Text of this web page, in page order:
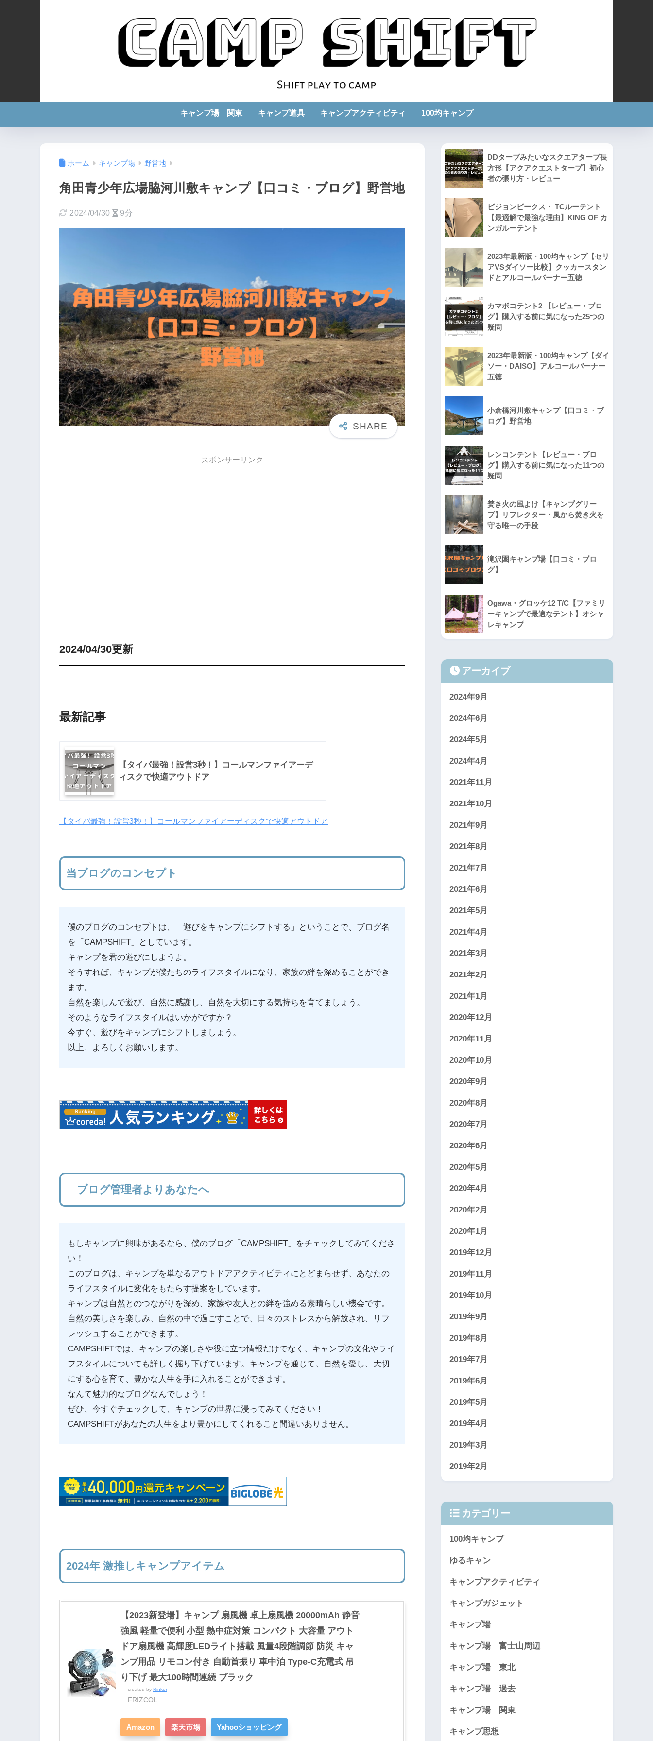
キャンプ場 関東 キャンプ道具 キャンプアクティビティ 100均キャンプ
ホーム キャンプ場 野営地
角田青少年広場脇河川敷キャンプ【口コミ・ブログ】野営地
2024/04/30 9分
スポンサーリンク
2024/04/30更新
最新記事
【タイパ最強！設営3秒！】コールマンファイアーデ
ィスクで快適アウトドア
【タイパ最強！設営3秒！】コールマンファイアーディスクで快適アウトドア
当ブログのコンセプト
僕のブログのコンセプトは、「遊びをキャンプにシフトする」ということで、ブログ名
を「CAMPSHIFT」としています。
キャンプを君の遊びにしようよ。
そうすれば、キャンプが僕たちのライフスタイルになり、家族の絆を深めることができ
ます。
自然を楽しんで遊び、自然に感謝し、自然を大切にする気持ちを育てましょう。
そのようなライフスタイルはいかがですか？
今すぐ、遊びをキャンプにシフトしましょう。
以上、よろしくお願いします。
ブログ管理者よりあなたへ
もしキャンプに興味があるなら、僕のブログ「CAMPSHIFT」をチェックしてみてくださ
い！
このブログは、キャンプを単なるアウトドアアクティビティにとどまらせず、あなたの
ライフスタイルに変化をもたらす提案をしています。
キャンプは自然とのつながりを深め、家族や友人との絆を強める素晴らしい機会です。
自然の美しさを楽しみ、自然の中で過ごすことで、日々のストレスから解放され、リフ
レッシュすることができます。
CAMPSHIFTでは、キャンプの楽しさや役に立つ情報だけでなく、キャンプの文化やライ
フスタイルについても詳しく掘り下げています。キャンプを通じて、自然を愛し、大切
にする心を育て、豊かな人生を手に入れることができます。
なんて魅力的なブログなんでしょう！
ぜひ、今すぐチェックして、キャンプの世界に浸ってみてください！
CAMPSHIFTがあなたの人生をより豊かにしてくれること間違いありません。
2024年 激推しキャンプアイテム
【2023新登場】キャンプ 扇風機 卓上扇風機 20000mAh 静音
強風 軽量で便利 小型 熱中症対策 コンパクト 大容量 アウト
ドア扇風機 高輝度LEDライト搭載 風量4段階調節 防災 キャ
ンプ用品 リモコン付き 自動首振り 車中泊 Type-C充電式 吊
り下げ 最大100時間連続 ブラック
created by Rinker
FRIZCOL
Amazon 楽天市場 Yahooショッピング
DDタープみたいなスクエアタープ長
方形【アクアクエストタープ】初心
者の張り方・レビュー
ビジョンピークス・ TCルーテント
【最適解で最強な理由】KING OF カ
ンガルーテント
2023年最新版・100均キャンプ【セリ
アVSダイソー比較】クッカースタン
ドとアルコールバーナー五徳
カマボコテント2 【レビュー・ブロ
グ】購入する前に気になった25つの
疑問
2023年最新版・100均キャンプ【ダイ
ソー・DAISO】アルコールバーナー
五徳
小倉橋河川敷キャンプ【口コミ・ブ
ログ】野営地
レンコンテント【レビュー・ブロ
グ】購入する前に気になった11つの
疑問
焚き火の風よけ【キャンプグリー
ブ】リフレクター・風から焚き火を
守る唯一の手段
滝沢園キャンプ場【口コミ・ブロ
グ】
Ogawa・グロッケ12 T/C【ファミリ
ーキャンプで最適なテント】オシャ
レキャンプ
アーカイブ
2024年9月
2024年6月
2024年5月
2024年4月
2021年11月
2021年10月
2021年9月
2021年8月
2021年7月
2021年6月
2021年5月
2021年4月
2021年3月
2021年2月
2021年1月
2020年12月
2020年11月
2020年10月
2020年9月
2020年8月
2020年7月
2020年6月
2020年5月
2020年4月
2020年2月
2020年1月
2019年12月
2019年11月
2019年10月
2019年9月
2019年8月
2019年7月
2019年6月
2019年5月
2019年4月
2019年3月
2019年2月
カテゴリー
100均キャンプ
ゆるキャン
キャンプアクティビティ
キャンプガジェット
キャンプ場
キャンプ場 富士山周辺
キャンプ場 東北
キャンプ場 過去
キャンプ場 関東
キャンプ思想